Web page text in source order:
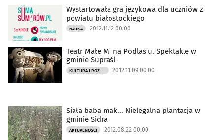
Wystartowała gra językowa dla uczniów z
powiatu białostockiego
NAUKA 2012.11.12 00:00
Teatr Małe Mi na Podlasiu. Spektakle w
gminie Supraśl
KULTURA I ROZRYWKA 2012.11.09 00:00
Siała baba mak... Nielegalna plantacja w
gminie Sidra
AKTUALNOŚCI 2012.08.22 00:00